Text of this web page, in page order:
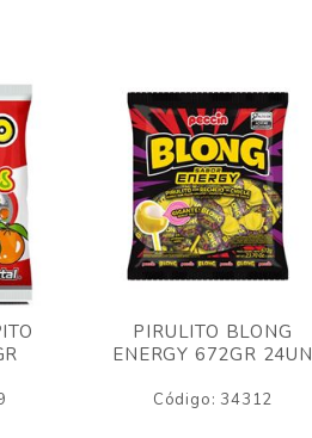
PIRULITO BLONG
ENERGY 672GR 24UN
Código: 34312